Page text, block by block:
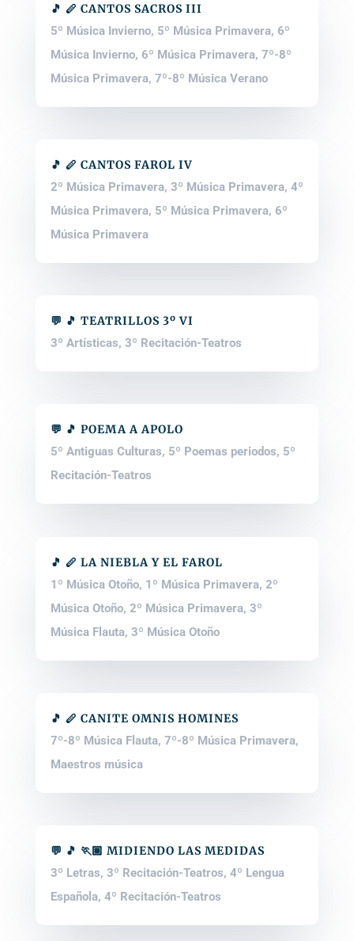
🎵 🪈 CANTOS SACROS III
5º Música Invierno, 5º Música Primavera, 6º
Música Invierno, 6º Música Primavera, 7º-8º
Música Primavera, 7º-8º Música Verano
🎵 🪈 CANTOS FAROL IV
2º Música Primavera, 3º Música Primavera, 4º
Música Primavera, 5º Música Primavera, 6º
Música Primavera
💬 🎵 TEATRILLOS 3º VI
3º Artísticas, 3º Recitación-Teatros
💬 🎵 POEMA A APOLO
5º Antiguas Culturas, 5º Poemas periodos, 5º
Recitación-Teatros
🎵 🪈 LA NIEBLA Y EL FAROL
1º Música Otoño, 1º Música Primavera, 2º
Música Otoño, 2º Música Primavera, 3º
Música Flauta, 3º Música Otoño
🎵 🪈 CANITE OMNIS HOMINES
7º-8º Música Flauta, 7º-8º Música Primavera,
Maestros música
💬 🎵 🏃🏽 MIDIENDO LAS MEDIDAS
3º Letras, 3º Recitación-Teatros, 4º Lengua
Española, 4º Recitación-Teatros